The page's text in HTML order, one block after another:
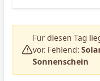
Für diesen Tag
vor. Fehlend:
Sonnenschein